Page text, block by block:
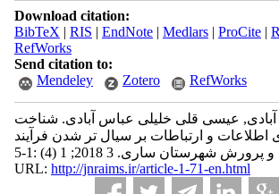
Download citation:
BibTeX | RIS | EndNote| Medlars| ProCite|
RefWorks
Send citation to:
Mendeley
Zotero RefWorks
عیسی قلی خلیلی عباس آبادی. شناخت
اطلاعات و ارتباطات بر سیال تر شدن فرآیند
شهرستان ساری. 3 2018; 1 (4) :1-5
URL: http://jnraims.ir/article-1-71-en.html